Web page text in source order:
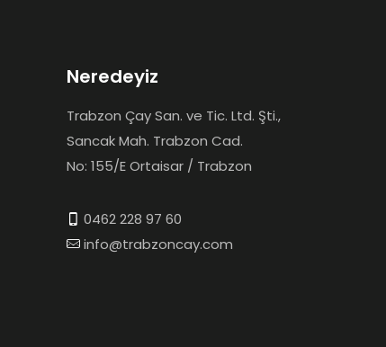
Neredeyiz
Trabzon Çay San. ve Tic. Ltd. Şti.,
Sancak Mah. Trabzon Cad.
No: 155/E Ortaisar / Trabzon
0462 228 97 60
info@trabzoncay.com